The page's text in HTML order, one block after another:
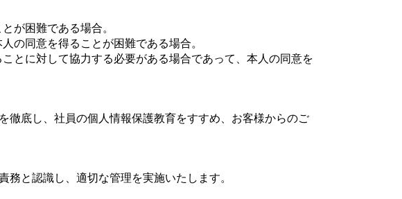
が困難である場合。
同意を得ることが困難である場合。
とに対して協力する必要がある場合であって、本人の同意を
徹底し、社員の個人情報保護教育をすすめ、お客様からのご
と認識し、適切な管理を実施いたします。